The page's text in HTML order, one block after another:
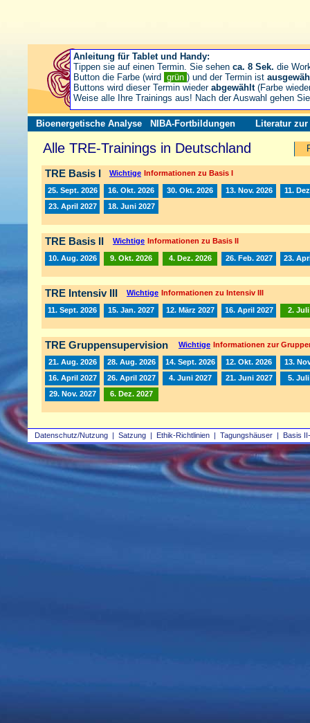
Datenschutz/Nutzung | Satzung | Ethik-Richtlinien | Tagungshäuser | Basis
Bioenergetische Analyse NIBA-Fortbildungen Literatur zur
Alle TRE-Trainings in Deutschland
TRE Basis I Wichtige Informationen zu Basis I
25. Sept. 2026 16. Okt. 2026 30. Okt. 2026 13. Nov. 2026
11.
23. April 2027
18. Juni 2027
TRE Basis II Wichtige Informationen zu Basis II
10. Aug. 2026 9. Okt. 2026 4. Dez. 2026 26. Feb. 2027 23.
TRE Intensiv III Wichtige Informationen zu Intensiv III
11. Sept. 2026 15. Jan. 2027 12. März 2027 16. April 2027 2. Juli
TRE Gruppensupervision Wichtige Informationen zur
21. Aug. 2026 28. Aug. 2026 14. Sept. 2026 12. Okt. 2026
13.
16. April 2027
26. April 2027 4. Juni 2027 21. Juni 2027
5. Juli
29. Nov. 2027
6. Dez. 2027
Anleitung für Tablet und Handy:
Tippen sie auf einen Termin. Sie sehen ca. 8 Sek. die
Button die Farbe (wird grün ) und der Termin ist
Buttons wird dieser Termin wieder abgewählt(Farbe
Weise alle Ihre Trainings aus! Nach der Auswahl gehen